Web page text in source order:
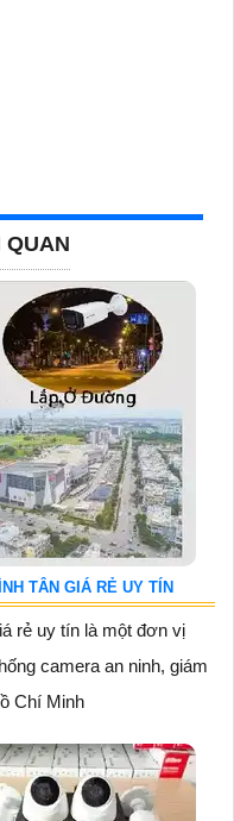
QUAN
TÂN GIÁ RẺ UY TÍN
rẻ uy tín là một đơn vị
camera an ninh, giám
Chí Minh